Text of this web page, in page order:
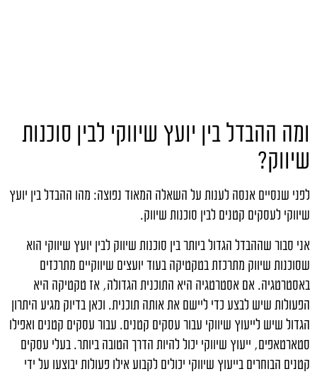
ומה ההבדל בין יועץ שיווקי לבין סוכנות
שיווק?
לפני שנסיים אנסה לענות על השאלה המאוד נפוצה: מהו ההבדל בין יועץ
שיווקי לעסקים קטנים לבין סוכנות שיווק.
אני סבור שההבדל הגדול ביותר בין סוכנות שיווק לבין יועץ שיווקי הוא
שסוכנות שיווק מתרכזת בטקטיקה בעוד יועצים שיווקיים מתרכזים
באסטרטגיה. אם אסטרטגיה היא התוכנית הגדולה, אז טקטיקה היא
הפעולות שיש לבצע כדי ליישם את אותה תוכנית. וכאן בדיוק מגיע היתרון
הגדול שיש לייעוץ שיווקי עבור עסקים קטנים. עבור עסקים קטנים ואפילו
סטארטאפים, ייעוץ שיווקי יכול להיות הדרך הטובה ביותר. בעלי עסקים
קטנים הבוחרים בייעוץ שיווקי יכולים לקבוע אילו פעולות יבוצעו על ידי